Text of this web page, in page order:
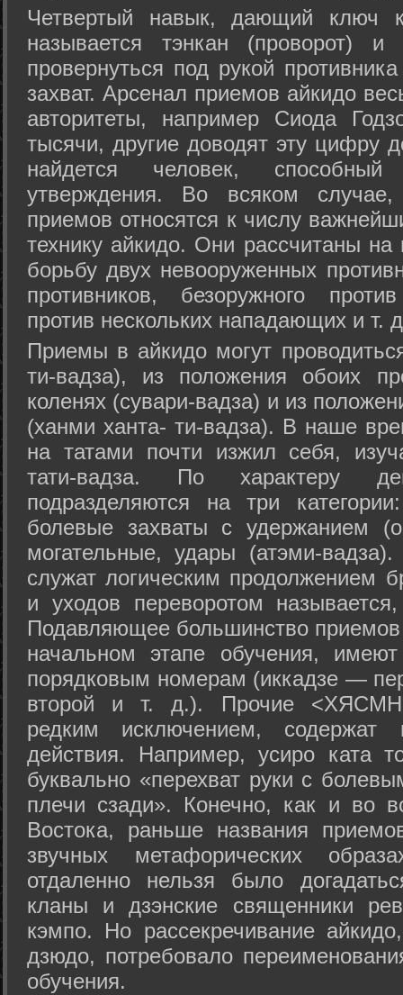
Четвертый навык, дающий ключ
называется тэнкан (проворот)
провернуться под рукой
захват. Арсенал приемов айкидо
авторитеты, например Сиода
тысячи, другие доводят эту цифру
найдется человек,
утверждения. Во всяком
приемов относятся к числу
технику айкидо. Они рассчитаны
борьбу двух невооруженных
противников, безоружного
против нескольких нападающих и т.
Приемы в айкидо могут
ти-вадза), из положения обоих
коленях (сувари-вадза) и из
(ханми ханта- ти-вадза). В наше
на татами почти изжил себя,
тати-вадза. По характеру
подразделяются на три
болевые захваты с удержанием
могательные, удары (атэми-
служат логическим продолжением
и уходов переворотом
Подавляющее большинство
начальном этапе обучения,
порядковым номерам (иккадзе —
второй и т. д.). Прочие
редким исключением, содержат
действия. Например, усиро ката
буквально «перехват руки с
плечи сзади». Конечно, как и во
Востока, раньше названия
звучных метафорических
отдаленно нельзя было
кланы и дзэнские священники
кэмпо. Но рассекречивание
дзюдо, потребовало
обучения.